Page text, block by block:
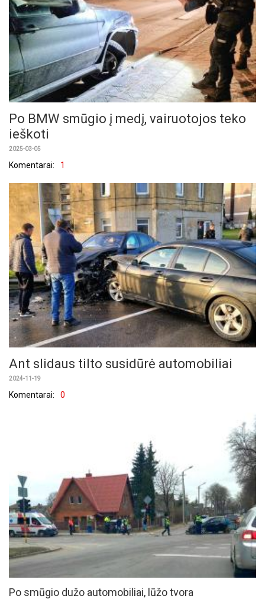
Po BMW smūgio į medį, vairuotojos teko
ieškoti
2025-03-05
Komentarai: 1
Ant slidaus til­to su­si­dū­rė au­to­mo­bi­liai
2024-11-19
Komentarai: 0
Po smūgio dužo automobiliai, lūžo tvora